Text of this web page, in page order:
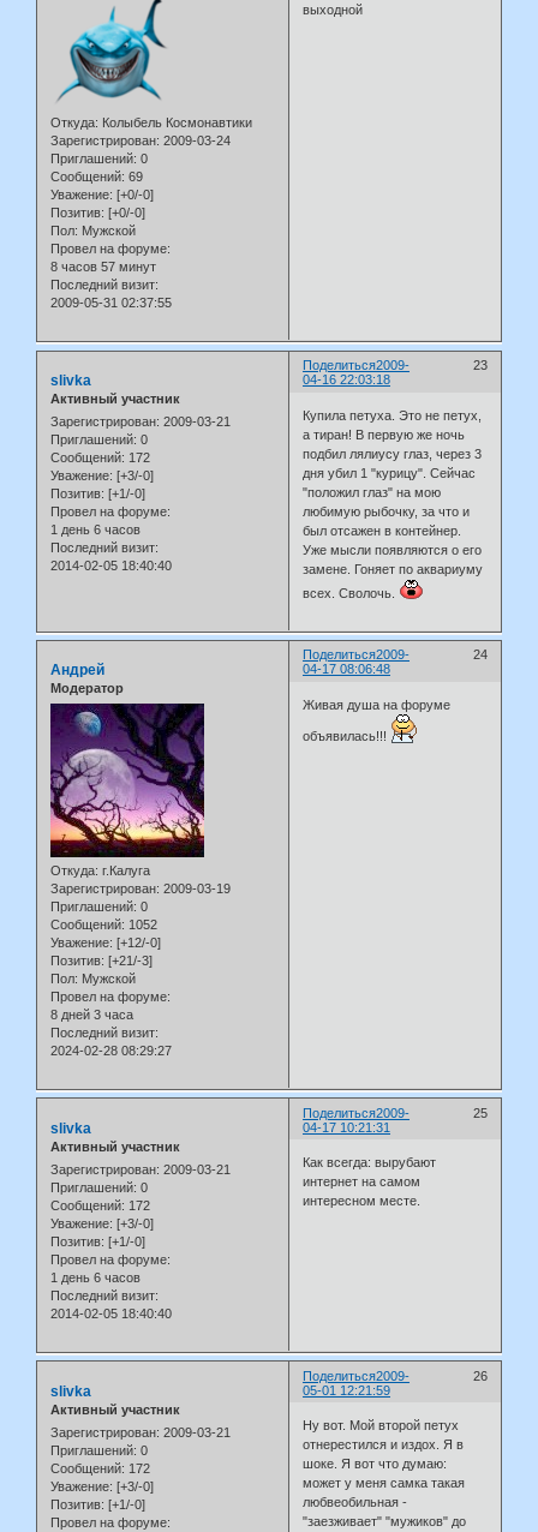
Откуда: Колыбель Космонавтики
Зарегистрирован: 2009-03-24
Приглашений: 0
Сообщений: 69
Уважение: [+0/-0]
Позитив: [+0/-0]
Пол: Мужской
Провел на форуме:
8 часов 57 минут
Последний визит:
2009-05-31 02:37:55
выходной
Поделиться 23
2009-
04-16 22:03:18
slivka
Активный участник
Зарегистрирован: 2009-03-21
Приглашений: 0
Сообщений: 172
Уважение: [+3/-0]
Позитив: [+1/-0]
Провел на форуме:
1 день 6 часов
Последний визит:
2014-02-05 18:40:40
Купила петуха. Это не петух,
а тиран! В первую же ночь
подбил лялиусу глаз, через 3
дня убил 1 "курицу". Сейчас
"положил глаз" на мою
любимую рыбочку, за что и
был отсажен в контейнер.
Уже мысли появляются о его
замене. Гоняет по аквариуму
всех. Сволочь.
Поделиться 24
2009-
04-17 08:06:48
Андрей
Модератор
Откуда: г.Калуга
Зарегистрирован: 2009-03-19
Приглашений: 0
Сообщений: 1052
Уважение: [+12/-0]
Позитив: [+21/-3]
Пол: Мужской
Провел на форуме:
8 дней 3 часа
Последний визит:
2024-02-28 08:29:27
Живая душа на форуме
объявилась!!!
Поделиться 25
2009-
04-17 10:21:31
slivka
Активный участник
Зарегистрирован: 2009-03-21
Приглашений: 0
Сообщений: 172
Уважение: [+3/-0]
Позитив: [+1/-0]
Провел на форуме:
1 день 6 часов
Последний визит:
2014-02-05 18:40:40
Как всегда: вырубают
интернет на самом
интересном месте.
Поделиться 26
2009-
05-01 12:21:59
slivka
Активный участник
Зарегистрирован: 2009-03-21
Приглашений: 0
Сообщений: 172
Уважение: [+3/-0]
Позитив: [+1/-0]
Провел на форуме:
Ну вот. Мой второй петух
отнерестился и издох. Я в
шоке. Я вот что думаю:
может у меня самка такая
любвеобильная -
"заезживает" "мужиков" до